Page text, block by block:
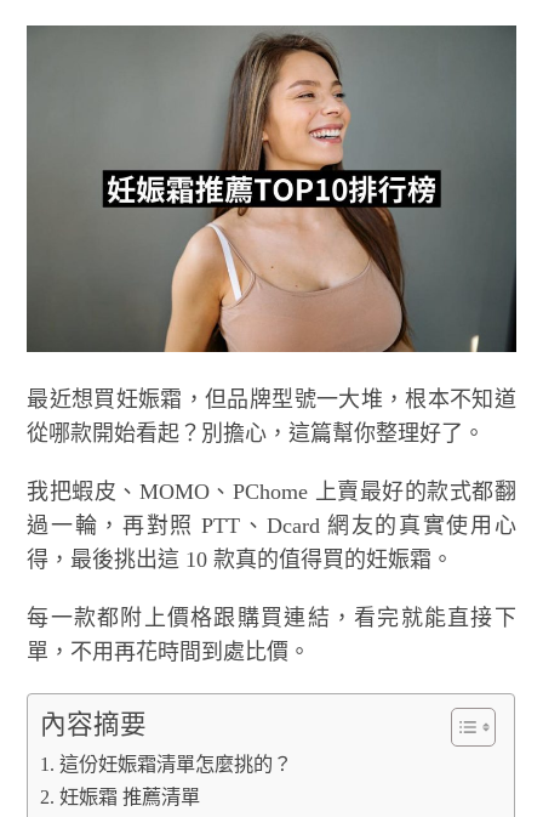
最近想買妊娠霜，但品牌型號一大堆，根本不知道
從哪款開始看起？別擔心，這篇幫你整理好了。
我把蝦皮、MOMO、PChome 上賣最好的款式都翻
過一輪，再對照 PTT、Dcard 網友的真實使用心
得，最後挑出這 10 款真的值得買的妊娠霜。
每一款都附上價格跟購買連結，看完就能直接下
單，不用再花時間到處比價。
內容摘要
這份妊娠霜清單怎麼挑的？
妊娠霜 推薦清單